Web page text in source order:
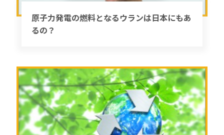
原子力発電の燃料となるウランは日本にもあ
るの？